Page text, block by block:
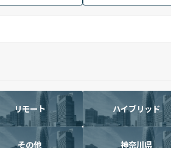
リモート ハイブリッド
その他 神奈川県